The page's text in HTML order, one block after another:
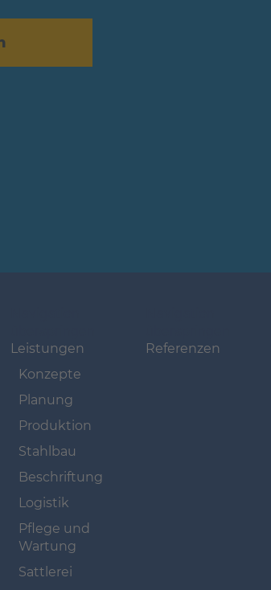
Leistungen
Konzepte
Planung
Produktion
Stahlbau
Beschriftung
Logistik
Pflege und
Wartung
Sattlerei
Referenzen